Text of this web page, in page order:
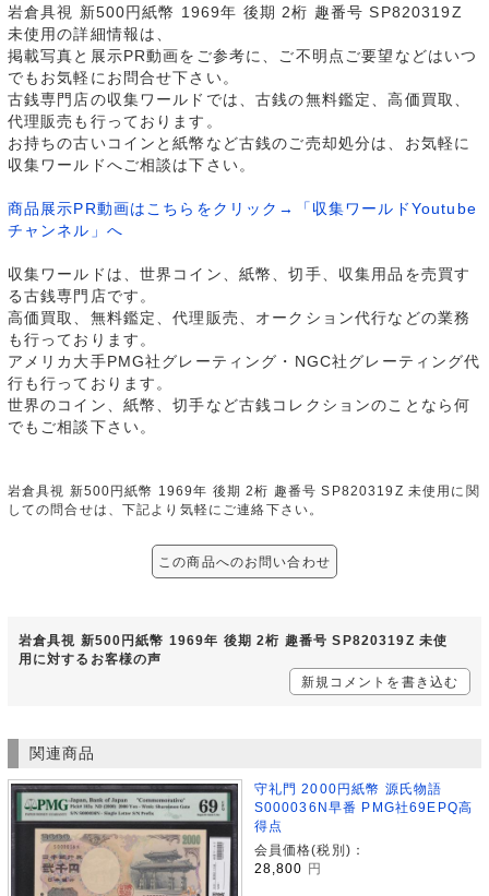
岩倉具視 新500円紙幣 1969年 後期 2桁 趣番号 SP820319Z
未使用の詳細情報は、
掲載写真と展示PR動画をご参考に、ご不明点ご要望などはいつ
でもお気軽にお問合せ下さい。
古銭専門店の収集ワールドでは、古銭の無料鑑定、高価買取、
代理販売も行っております。
お持ちの古いコインと紙幣など古銭のご売却処分は、お気軽に
収集ワールドへご相談は下さい。
商品展示PR動画はこちらをクリック→「収集ワールドYoutube
チャンネル」へ
収集ワールドは、世界コイン、紙幣、切手、収集用品を売買す
る古銭専門店です。
高価買取、無料鑑定、代理販売、オークション代行などの業務
も行っております。
アメリカ大手PMG社グレーティング・NGC社グレーティング代
行も行っております。
世界のコイン、紙幣、切手など古銭コレクションのことなら何
でもご相談下さい。
岩倉具視 新500円紙幣 1969年 後期 2桁 趣番号 SP820319Z 未使用に関
しての問合せは、下記より気軽にご連絡下さい。
この商品へのお問い合わせ
岩倉具視 新500円紙幣 1969年 後期 2桁 趣番号 SP820319Z 未使
用に対するお客様の声
新規コメントを書き込む
関連商品
守礼門 2000円紙幣 源氏物語
S000036N早番 PMG社69EPQ高
得点
会員価格(税別)：
28,800
円